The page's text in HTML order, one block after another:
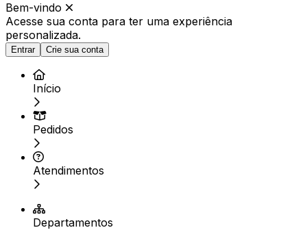
Bem-vindo
Acesse sua conta para ter uma experiência
personalizada.
Entrar Crie sua conta
Início
Pedidos
Atendimentos
Departamentos